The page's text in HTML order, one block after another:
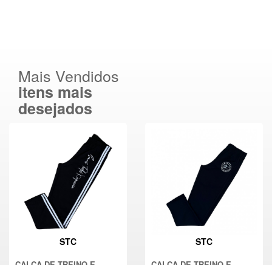
Mais Vendidos
itens mais
desejados
STC STC